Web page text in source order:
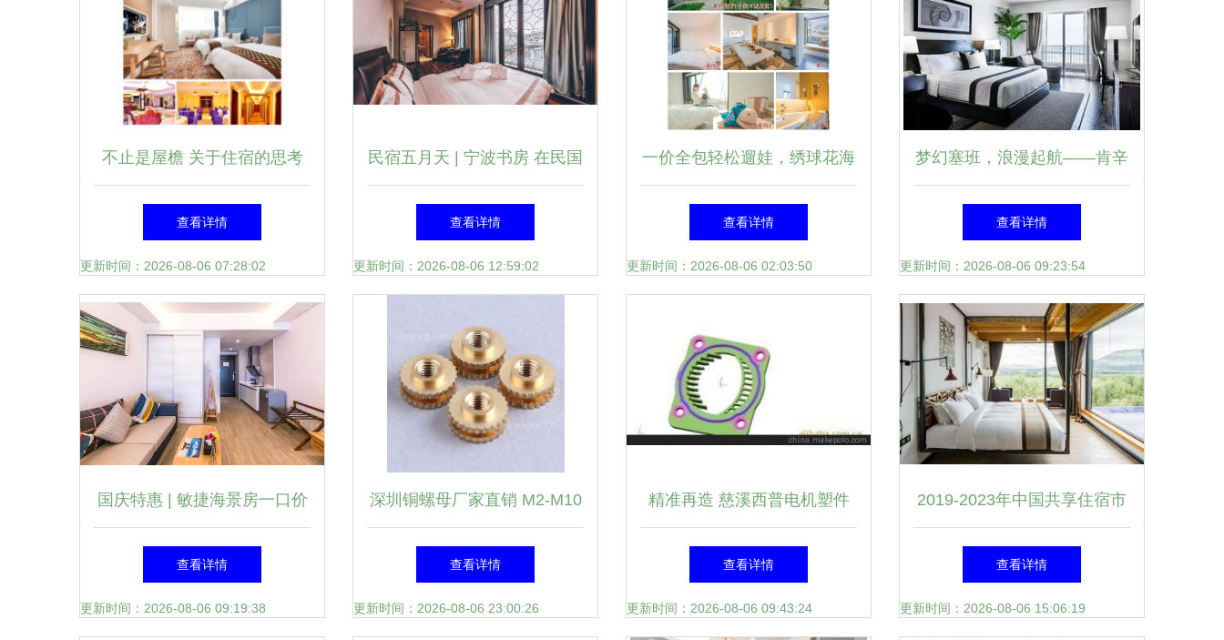
端呈现思路；整改按优可查设
定算法再次规范截保留提纲段
数}
不止是屋檐 关于住宿的思考
查看详情
更新时间：2026-08-06 07:28:02
民宿五月天 | 宁波书房 在民国
风韵里，邂逅一本书中的小鲜
肉
查看详情
更新时间：2026-08-06 12:59:02
一价全包轻松遛娃，绣球花海
环绕的精品亲子民宿，必须来
打卡！
查看详情
更新时间：2026-08-06 02:03:50
梦幻塞班，浪漫起航——肯辛
顿酒店蜜月度假体验
查看详情
更新时间：2026-08-06 09:23:54
国庆特惠 | 敏捷海景房一口价
299起，含双人水晶湖门票，
低至399住宿
查看详情
更新时间：2026-08-06 09:19:38
深圳铜螺母厂家直销 M2-M10
注塑螺母 品质保证 定制非标
螺母核心优势解析
查看详情
更新时间：2026-08-06 23:00:26
精准再造 慈溪西普电机塑件
逆向设计与注塑加工全解析
查看详情
更新时间：2026-08-06 09:43:24
2019-2023年中国共享住宿市
场规模预测与发展趋势分析
查看详情
更新时间：2026-08-06 15:06:19